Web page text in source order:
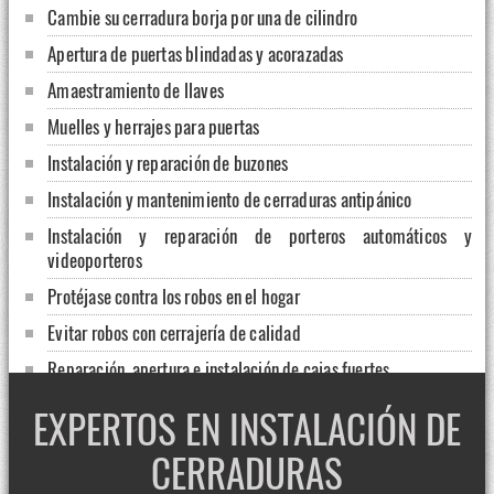
Cambie su cerradura borja por una de cilindro
Apertura de puertas blindadas y acorazadas
Amaestramiento de llaves
Muelles y herrajes para puertas
Instalación y reparación de buzones
Instalación y mantenimiento de cerraduras antipánico
Instalación y reparación de porteros automáticos y
videoporteros
Protéjase contra los robos en el hogar
Evitar robos con cerrajería de calidad
Reparación, apertura e instalación de cajas fuertes
Aumente la seguridad de su explotación ganadera o agrícola
Motorizaciones para persianas metálicas en Tárrega
Apertura de puertas 24 horas en Balaguer, Lleida
EXPERTOS EN INSTALACIÓN DE
CERRADURAS